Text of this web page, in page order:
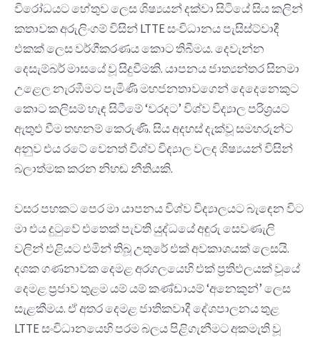
විරෝධයට හේතුව ලෙස ශිෂ්‍යයන් දක්වා සිටියේ සිය කලින්
කතාවක අරුලිංගම් විසින් LTTE සංවිධානය පැසිස්ට්වාදී
එකක් ලෙස වර්ගීකරණය කොට තිබීමය. දෙවැන්න
දෙසැම්බර් මාසයේ වූ සිදුවීමකි. යාපනය ජාත්‍යන්තර සිනමා
උළෙල නැරඹීමට පැමිණි මහජනතාවගෙන් දෙදෙනෙකුට
කොට කලිසම් හැඳ සිටීමේ ‘වරදට’ විශ්ව විද්‍යාල පරිශ්‍රයට
ඇතුළු වීම තහනම් කෙරුණි. සිය අදහස් දැක්වූ සමහරුන්ට
අනුව එය රටේ වෙනත් විශ්ව විද්‍යාල වලද ශිෂ්‍යයන් විසින්
බලාත්මක කරන නිහඬ නීතියකි.
වසර පහකට පෙර මා යාපනය විශ්ව විද්‍යාලයට බැඳෙන විට
මා එය දුටුවේ එතෙක් පැවති යුද්ධයේ අඳුරු සෙවණැලි
වලින් එළියට එමින් තිබූ උතුරේ එක් අවකාශයක් ලෙසයි.
දශක ගණනාවක දෙමළ අරගලයෙහි එක් ප්‍රතිඵලයක් වූයේ
දෙමළ ප්‍රජාව තුළම යම් යම් කණ්ඩායම් ‘අනෙකුන්’ ලෙස
සැළකීමය. ඒ අතර දෙමළ ජාතිකවාදී දේශපාලනය තුළ
LTTE සංවිධානයෙහි පරම බලය පිළිගැනීමට අකමැති වූ